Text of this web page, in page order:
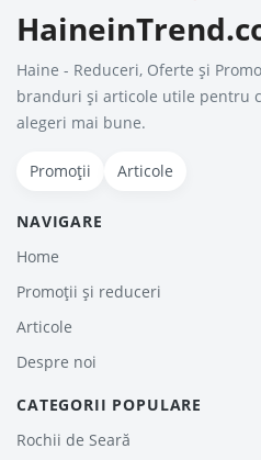
Haine - Reduceri, Oferte şi
branduri și articole utile pentru
alegeri mai bune.
Promoții Articole
NAVIGARE
Home
Promoții și reduceri
Articole
Despre noi
CATEGORII POPULARE
Rochii de Seară